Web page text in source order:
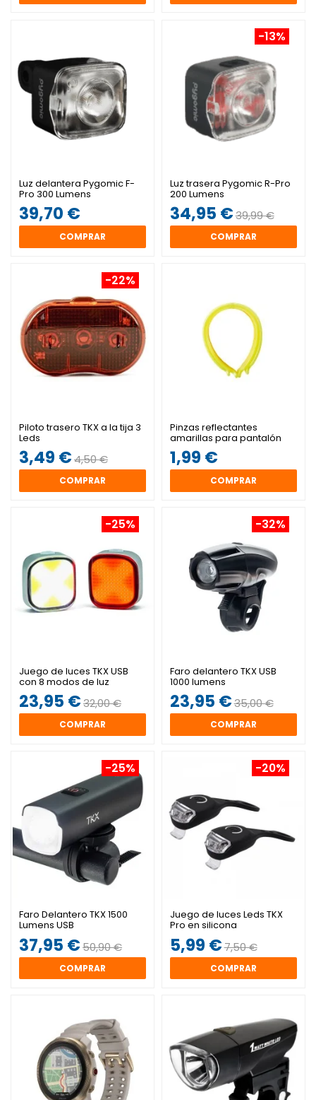
Luz delantera Pygomic F-
Pro 300 Lumens
39,70 €
COMPRAR
-13%
Luz trasera Pygomic R-Pro
200 Lumens
34,95 €39,99 €
COMPRAR
-22%
Piloto trasero TKX a la tija 3
Leds
3,49 €4,50 €
COMPRAR
Pinzas reflectantes
amarillas para pantalón
1,99 €
COMPRAR
-25%
Juego de luces TKX USB
con 8 modos de luz
23,95 €32,00 €
COMPRAR
-32%
Faro delantero TKX USB
1000 lumens
23,95 €35,00 €
COMPRAR
-25%
Faro Delantero TKX 1500
Lumens USB
37,95 €50,90 €
COMPRAR
-20%
Juego de luces Leds TKX
Pro en silicona
5,99 €7,50 €
COMPRAR